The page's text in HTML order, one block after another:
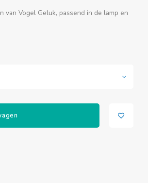
van Vogel Geluk, passend in de lamp en